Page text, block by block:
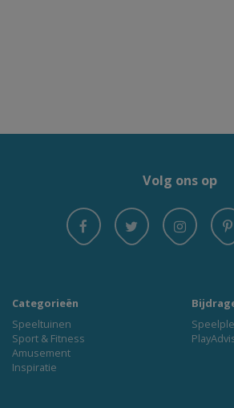
Volg ons op
Categorieën
Speeltuinen
Sport & Fitness
Amusement
Inspiratie